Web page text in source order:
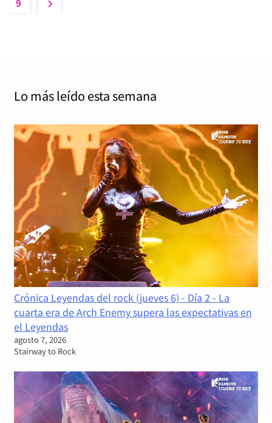
9
Lo más leído esta semana
Crónica Leyendas del rock (jueves 6) - Día 2 - La
cuarta era de Arch Enemy supera las expectativas en
el Leyendas
agosto 7, 2026
Stairway to Rock